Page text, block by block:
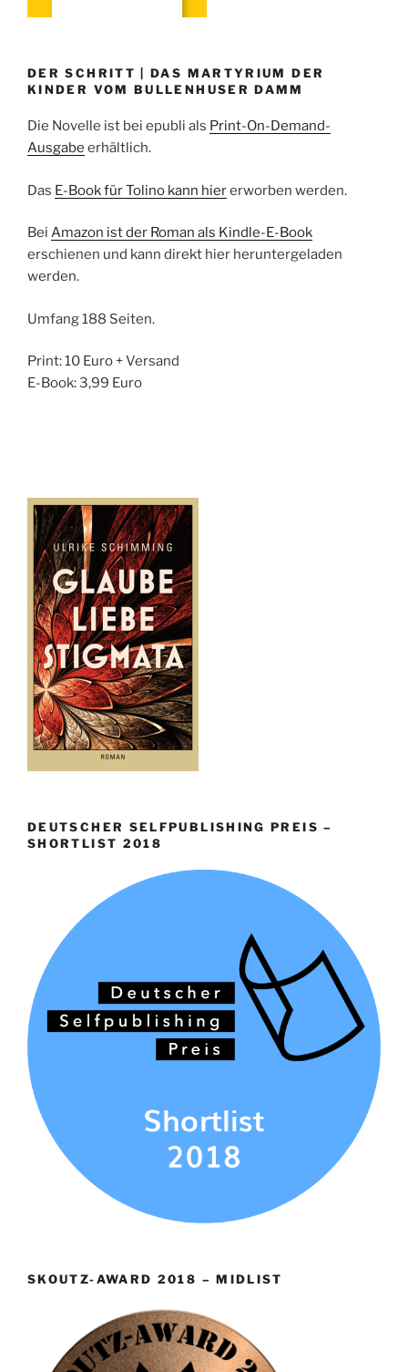
DER SCHRITT | DAS MARTYRIUM DER
KINDER VOM BULLENHUSER DAMM
Die Novelle ist bei epubli als Print-On-Demand-
Ausgabe erhältlich.
Das E-Book für Tolino kann hiererworben werden.
Bei Amazon ist der Roman als Kindle-E-Book
erschienen und kann direkt hier heruntergeladen
werden.
Umfang 188 Seiten.
Print: 10 Euro + Versand
E-Book: 3,99 Euro
DEUTSCHER SELFPUBLISHING PREIS –
SHORTLIST 2018
SKOUTZ-AWARD 2018 – MIDLIST